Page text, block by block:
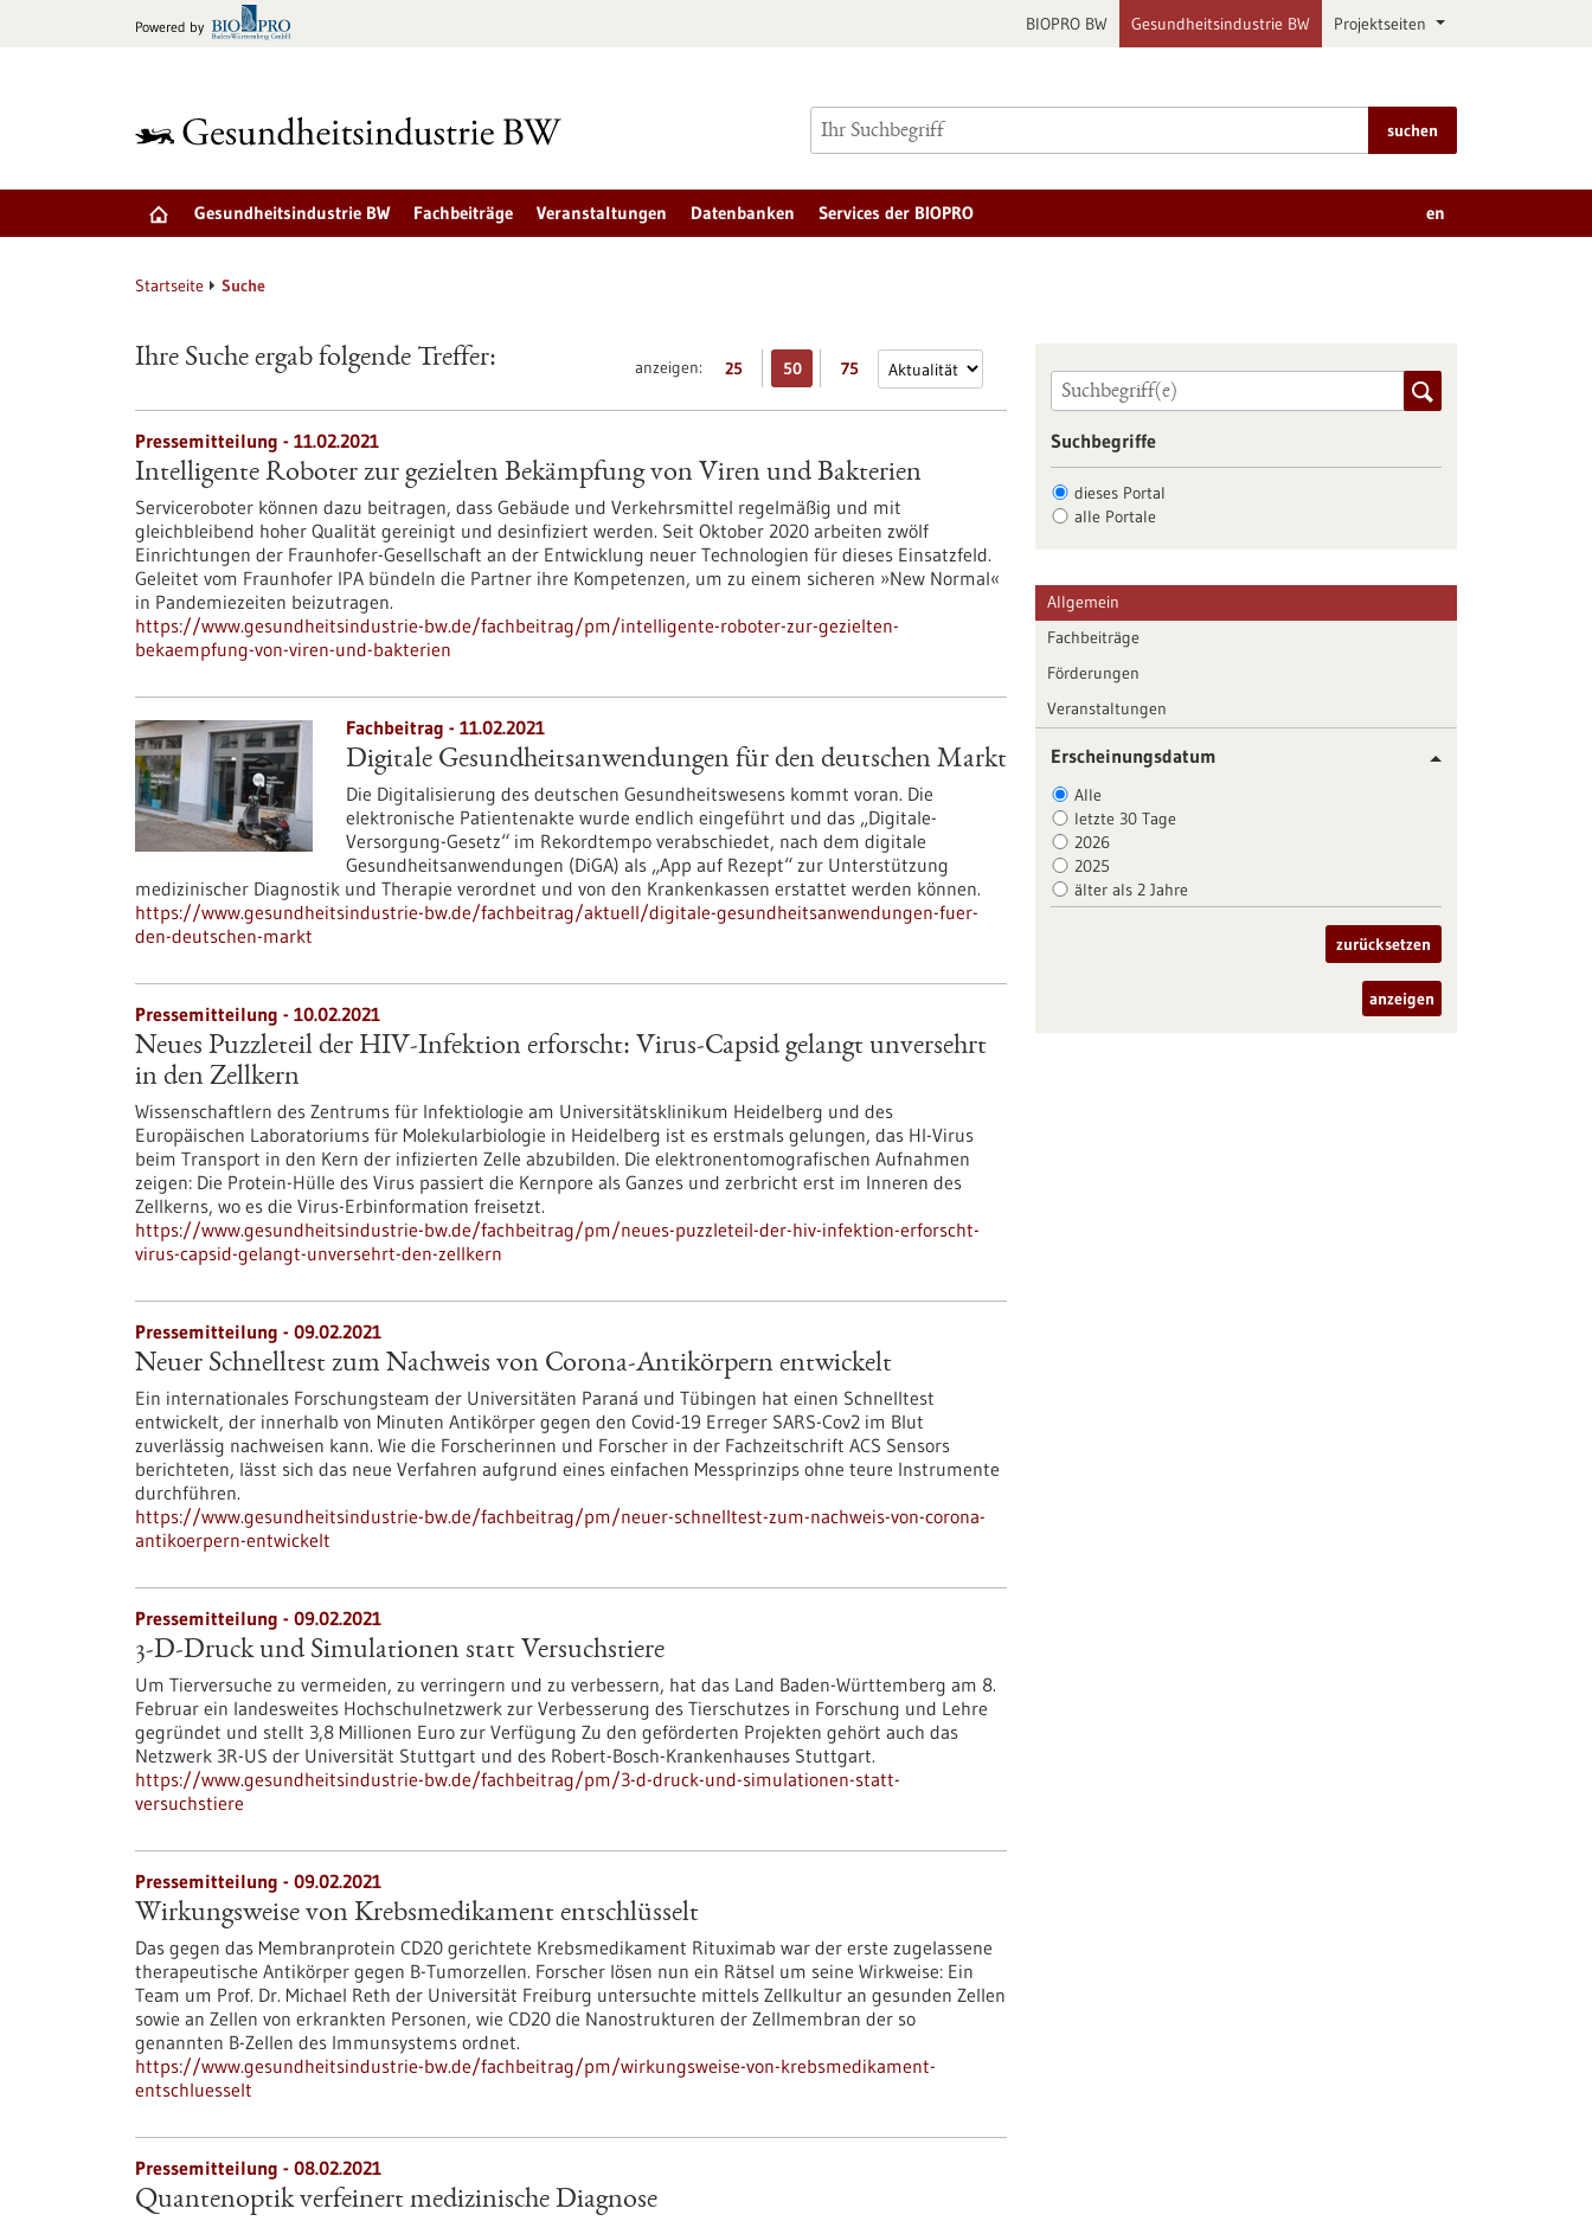
Powered by BIOPRO BW Gesundheitsindustrie BW Projektseiten
suchen
Gesundheitsindustrie BW Fachbeiträge Veranstaltungen Datenbanken Services der BIOPRO en
Startseite Suche
anzeigen: 25 50 75
Ihre Suche ergab folgende Treffer:
Pressemitteilung - 11.02.2021
Intelligente Roboter zur gezielten Bekämpfung von Viren und Bakterien
Serviceroboter können dazu beitragen, dass Gebäude und Verkehrsmittel regelmäßig und mit
gleichbleibend hoher Qualität gereinigt und desinfiziert werden. Seit Oktober 2020 arbeiten zwölf
Einrichtungen der Fraunhofer-Gesellschaft an der Entwicklung neuer Technologien für dieses Einsatzfeld.
Geleitet vom Fraunhofer IPA bündeln die Partner ihre Kompetenzen, um zu einem sicheren »New Normal«
in Pandemiezeiten beizutragen.
https://www.gesundheitsindustrie-bw.de/fachbeitrag/pm/intelligente-roboter-zur-gezielten-
bekaempfung-von-viren-und-bakterien
Fachbeitrag - 11.02.2021
Digitale Gesundheitsanwendungen für den deutschen Markt
Die Digitalisierung des deutschen Gesundheitswesens kommt voran. Die
elektronische Patientenakte wurde endlich eingeführt und das „Digitale-
Versorgung-Gesetz“ im Rekordtempo verabschiedet, nach dem digitale
Gesundheitsanwendungen (DiGA) als „App auf Rezept“ zur Unterstützung
medizinischer Diagnostik und Therapie verordnet und von den Krankenkassen erstattet werden können.
https://www.gesundheitsindustrie-bw.de/fachbeitrag/aktuell/digitale-gesundheitsanwendungen-fuer-
den-deutschen-markt
Pressemitteilung - 10.02.2021
Neues Puzzleteil der HIV-Infektion erforscht: Virus-Capsid gelangt unversehrt
in den Zellkern
Wissenschaftlern des Zentrums für Infektiologie am Universitätsklinikum Heidelberg und des
Europäischen Laboratoriums für Molekularbiologie in Heidelberg ist es erstmals gelungen, das HI-Virus
beim Transport in den Kern der infizierten Zelle abzubilden. Die elektronentomografischen Aufnahmen
zeigen: Die Protein-Hülle des Virus passiert die Kernpore als Ganzes und zerbricht erst im Inneren des
Zellkerns, wo es die Virus-Erbinformation freisetzt.
https://www.gesundheitsindustrie-bw.de/fachbeitrag/pm/neues-puzzleteil-der-hiv-infektion-erforscht-
virus-capsid-gelangt-unversehrt-den-zellkern
Pressemitteilung - 09.02.2021
Neuer Schnelltest zum Nachweis von Corona-Antikörpern entwickelt
Ein internationales Forschungsteam der Universitäten Paraná und Tübingen hat einen Schnelltest
entwickelt, der innerhalb von Minuten Antikörper gegen den Covid-19 Erreger SARS-Cov2 im Blut
zuverlässig nachweisen kann. Wie die Forscherinnen und Forscher in der Fachzeitschrift ACS Sensors
berichteten, lässt sich das neue Verfahren aufgrund eines einfachen Messprinzips ohne teure Instrumente
durchführen.
https://www.gesundheitsindustrie-bw.de/fachbeitrag/pm/neuer-schnelltest-zum-nachweis-von-corona-
antikoerpern-entwickelt
Pressemitteilung - 09.02.2021
3-D-Druck und Simulationen statt Versuchstiere
Um Tierversuche zu vermeiden, zu verringern und zu verbessern, hat das Land Baden-Württemberg am 8.
Februar ein landesweites Hochschulnetzwerk zur Verbesserung des Tierschutzes in Forschung und Lehre
gegründet und stellt 3,8 Millionen Euro zur Verfügung Zu den geförderten Projekten gehört auch das
Netzwerk 3R-US der Universität Stuttgart und des Robert-Bosch-Krankenhauses Stuttgart.
https://www.gesundheitsindustrie-bw.de/fachbeitrag/pm/3-d-druck-und-simulationen-statt-
versuchstiere
Pressemitteilung - 09.02.2021
Wirkungsweise von Krebsmedikament entschlüsselt
Das gegen das Membranprotein CD20 gerichtete Krebsmedikament Rituximab war der erste zugelassene
therapeutische Antikörper gegen B-Tumorzellen. Forscher lösen nun ein Rätsel um seine Wirkweise: Ein
Team um Prof. Dr. Michael Reth der Universität Freiburg untersuchte mittels Zellkultur an gesunden Zellen
sowie an Zellen von erkrankten Personen, wie CD20 die Nanostrukturen der Zellmembran der so
genannten B-Zellen des Immunsystems ordnet.
https://www.gesundheitsindustrie-bw.de/fachbeitrag/pm/wirkungsweise-von-krebsmedikament-
entschluesselt
Pressemitteilung - 08.02.2021
Quantenoptik verfeinert medizinische Diagnose
Suchbegriffe
dieses Portal
alle Portale
Allgemein
Fachbeiträge
Förderungen
Veranstaltungen
Erscheinungsdatum
Alle
letzte 30 Tage
2026
2025
älter als 2 Jahre
zurücksetzen
anzeigen